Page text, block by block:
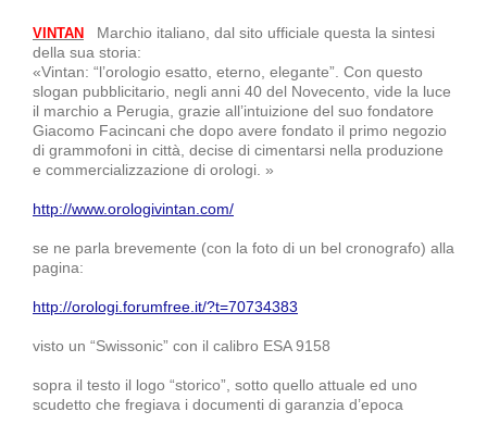
VINTAN Marchio italiano, dal sito ufficiale questa la sintesi
della sua storia:
«Vintan: “l’orologio esatto, eterno, elegante”. Con questo
slogan pubblicitario, negli anni 40 del Novecento, vide la luce
il marchio a Perugia, grazie all’intuizione del suo fondatore
Giacomo Facincani che dopo avere fondato il primo negozio
di grammofoni in città, decise di cimentarsi nella produzione
e commercializzazione di orologi. »
http://www.orologivintan.com/
se ne parla brevemente (con la foto di un bel cronografo) alla
pagina:
http://orologi.forumfree.it/?t=70734383
visto un “Swissonic” con il calibro ESA 9158
sopra il testo il logo “storico”, sotto quello attuale ed uno
scudetto che fregiava i documenti di garanzia d’epoca